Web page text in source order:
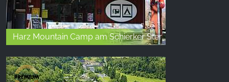
Harz Mountain Camp am Schierker Stern